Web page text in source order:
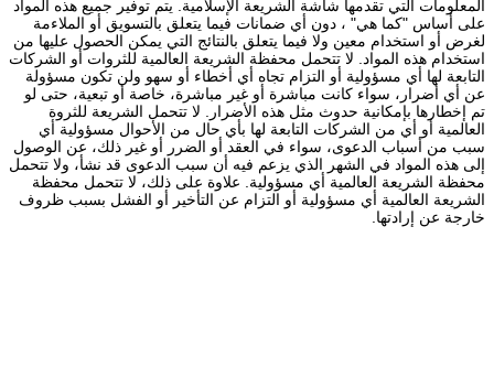
المعلومات التي تقدمها شاشة الشريعة الإسلامية. يتم توفير جميع هذه المواد
على أساس "كما هي" ، دون أي ضمانات فيما يتعلق بالتسويق أو الملاءمة
لغرض أو استخدام معين ولا فيما يتعلق بالنتائج التي يمكن الحصول عليها من
استخدام هذه المواد. لا تتحمل محفظة الشريعة العالمية للثروات أو الشركات
التابعة لها أي مسؤولية أو التزام تجاه أي أخطاء أو سهو ولن تكون مسؤولة
عن أي أضرار، سواء كانت مباشرة أو غير مباشرة، خاصة أو تبعية، حتى لو
تم إخطارها بإمكانية حدوث مثل هذه الأضرار. لا تتحمل الشريعة للثروة
العالمية أو أي من الشركات التابعة لها بأي حال من الأحوال مسؤولية أي
سبب من أسباب الدعوى، سواء في العقد أو الضرر أو غير ذلك، عن الوصول
إلى هذه المواد في الشهر الذي يزعم فيه أن سبب الدعوى قد نشأ، ولا تتحمل
محفظة الشريعة العالمية أي مسؤولية. علاوة على ذلك، لا تتحمل محفظة
الشريعة العالمية أي مسؤولية أو التزام عن التأخير أو الفشل بسبب ظروف
خارجة عن إرادتها.